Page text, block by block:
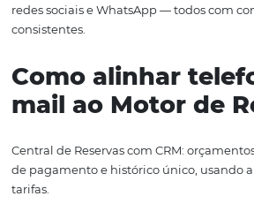
aumentar receita líquida e reduzir
de tráfego e por dispositivo.
Share de venda direta: % da
ADR e RevPAR do canal direto:
Precificação.
TMA e taxa de fechamento